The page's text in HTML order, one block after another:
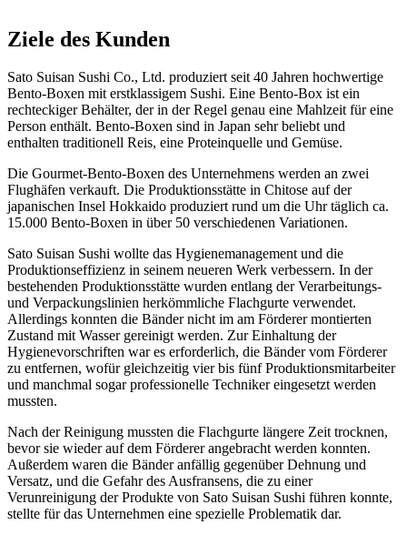
Ziele des Kunden
Sato Suisan Sushi Co., Ltd. produziert seit 40 Jahren hochwertige
Bento-Boxen mit erstklassigem Sushi. Eine Bento-Box ist ein
rechteckiger Behälter, der in der Regel genau eine Mahlzeit für eine
Person enthält. Bento-Boxen sind in Japan sehr beliebt und
enthalten traditionell Reis, eine Proteinquelle und Gemüse.
Die Gourmet-Bento-Boxen des Unternehmens werden an zwei
Flughäfen verkauft. Die Produktionsstätte in Chitose auf der
japanischen Insel Hokkaido produziert rund um die Uhr täglich ca.
15.000 Bento-Boxen in über 50 verschiedenen Variationen.
Sato Suisan Sushi wollte das Hygienemanagement und die
Produktionseffizienz in seinem neueren Werk verbessern. In der
bestehenden Produktionsstätte wurden entlang der Verarbeitungs-
und Verpackungslinien herkömmliche Flachgurte verwendet.
Allerdings konnten die Bänder nicht im am Förderer montierten
Zustand mit Wasser gereinigt werden. Zur Einhaltung der
Hygienevorschriften war es erforderlich, die Bänder vom Förderer
zu entfernen, wofür gleichzeitig vier bis fünf Produktionsmitarbeiter
und manchmal sogar professionelle Techniker eingesetzt werden
mussten.
Nach der Reinigung mussten die Flachgurte längere Zeit trocknen,
bevor sie wieder auf dem Förderer angebracht werden konnten.
Außerdem waren die Bänder anfällig gegenüber Dehnung und
Versatz, und die Gefahr des Ausfransens, die zu einer
Verunreinigung der Produkte von Sato Suisan Sushi führen konnte,
stellte für das Unternehmen eine spezielle Problematik dar.